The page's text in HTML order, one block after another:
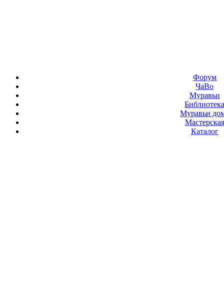
Форум
ЧаВо
Муравьи
Муравьи
Мастерская
Каталог